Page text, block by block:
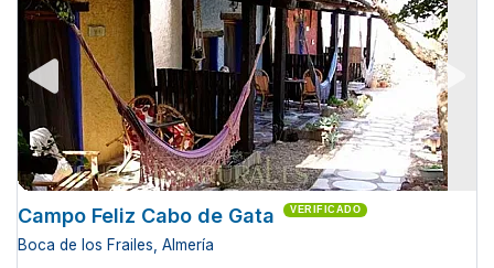
Campo Feliz Cabo de Gata VERIFICADO
Boca de los Frailes, Almería